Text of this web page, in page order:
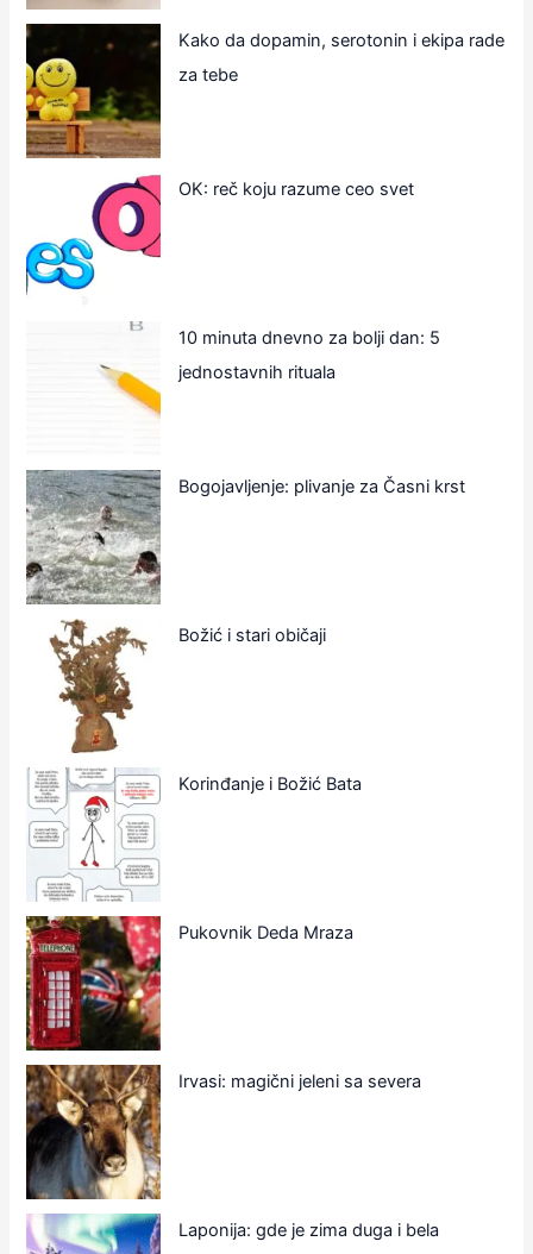
Kako da dopamin, serotonin i ekipa rade
za tebe
OK: reč koju razume ceo svet
10 minuta dnevno za bolji dan: 5
jednostavnih rituala
Bogojavljenje: plivanje za Časni krst
Božić i stari običaji
Korinđanje i Božić Bata
Pukovnik Deda Mraza
Irvasi: magični jeleni sa severa
Laponija: gde je zima duga i bela